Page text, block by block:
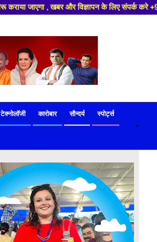
संपर्क करे +91 97541 60816 ,हमारे यूट्यूब चैनल
टेक्नोलॉजी कारोबार सौन्दर्य स्पोर्ट्स
-